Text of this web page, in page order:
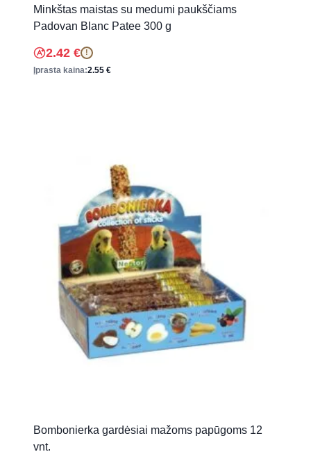
Minkštas maistas su medumi paukščiams
Padovan Blanc Patee 300 g
2.42 € !
Įprasta kaina:2.55 €
Bombonierka gardėsiai mažoms papūgoms 12
vnt.